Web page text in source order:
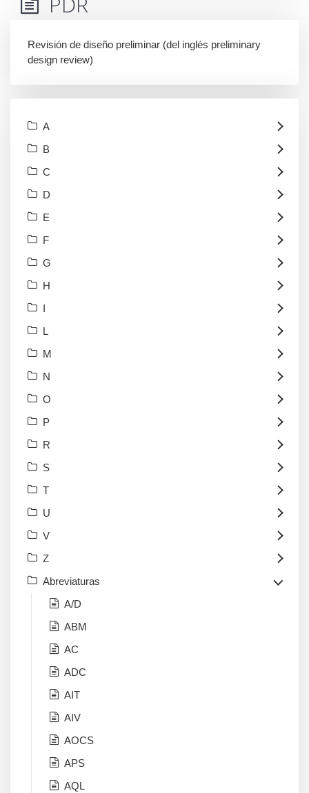
Revisión de diseño preliminar (del inglés preliminary
design review)
A
B
C
D
E
F
G
H
I
L
M
N
O
P
R
S
T
U
V
Z
Abreviaturas
A/D
ABM
AC
ADC
AIT
AIV
AOCS
APS
AQL